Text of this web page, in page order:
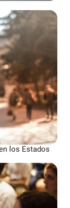
los Estados